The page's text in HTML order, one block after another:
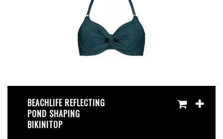
BEACHLIFE REFLECTING
POND SHAPING
BIKINITOP